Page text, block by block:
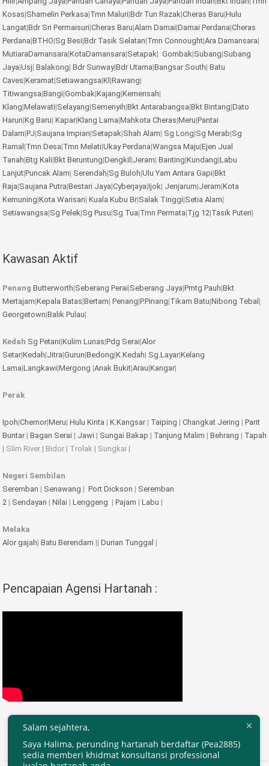
Kosas|Shamelin Perkasa|Tmn Maluri|Bdr Tun Razak|Cheras Baru|Hulu
Langat|Bdr Sri Permaisuri|Cheras Baru|Alam Damai|Damai Perdana|Cheras
Perdana|BTHO|Sg Besi|Bdr Tasik Selatan|Tmn Connought|Ara Damansara|
MutiaraDamansara|KotaDamansara|Setapak| Gombak|Subang|Subang
Jaya|Usj| Balakong| Bdr Sunway|Bdr Utama|Bangsar South| Batu
Caves|Keramat|Setiawangsa|Kl|Rawang|
Titiwangsa|Bangi|Gombak|Kajang|Kemensah|
Klang|Melawati|Selayang|Semenyih|Bkt Antarabangsa|Bkt Bintang|Dato
Harun|Kg Baru| Kapar|Klang Lama|Mahkota Cheras|Meru|Pantai
Dalam|PJ|Saujana Impian|Setapak|Shah Alam| Sg Long|Sg Merab|Sg
Ramal|Tmn Desa|Tmn Melati|Ukay Perdana|Wangsa Maju|Ejen Jual
Tanah|Btg Kali|Bkt Beruntung|Dengkil|Jeram| Banting|Kundang|Labu
Lanjut|Puncak Alam| Serendah|Sg Buloh|Ulu Yam Antara Gapi|Bkt
Raja|Saujana Putra|Bestari Jaya|Cyberjaya|Ijok| Jenjarum|Jeram|Kota
Kemuning|Kota Warisan| Kuala Kubu Br|Salak Tinggi|Setia Alam|
Setiawangsa|Sg Pelek|Sg Pusu|Sg Tua|Tmn Permata|Tjg 12|Tasik Puteri|
Kawasan Aktif
Penang Butterworth|Seberang Perai|Seberang Jaya|Pmtg Pauh|Bkt
Mertajam|Kepala Batas|Bertam| Penang|P.Pinang|Tikam Batu|Nibong Tebal|
Georgetown|Balik Pulau|
Kedah Sg Petani|Kulim Lunas|Pdg Serai|Alor
Setar|Kedah|Jitra|Gurun|Bedong|K.Kedah| Sg.Layar|Kelang
Lama|Langkawi|Mergong |Anak Bukit|Arau|Kangar|
Perak
Ipoh|Chemor|Meru| Hulu Kinta | K.Kangsar| Taiping | Changkat Jering | Parit
Buntar| Bagan Serai | Jawi | Sungai Bakap | Tanjung Malim | Behrang | Tapah
| Slim River | Bidor | Trolak | Sungkai |
Negeri Sembilan
Seremban | Senawang | Port Dickson | Seremban
2 | Sendayan | Nilai | Lenggeng | Pajam | Labu |
Melaka
Alor gajah| Batu Berendam || Durian Tunggal |
Pencapaian Agensi Hartanah :
Salam sejahtera,
Saya Halima, perunding hartanah berdaftar (Pea2885)
sedia memberi khidmat konsultansi professional